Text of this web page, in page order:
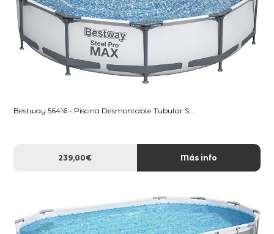
Bestway 56416 - Piscina Desmontable Tubular S...
239,00€ Más info